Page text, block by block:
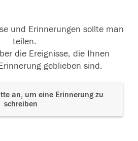
und Erinnerungen sollte man
teilen.
die Ereignisse, die Ihnen
geblieben sind.
an, um eine Erinnerung zu
schreiben